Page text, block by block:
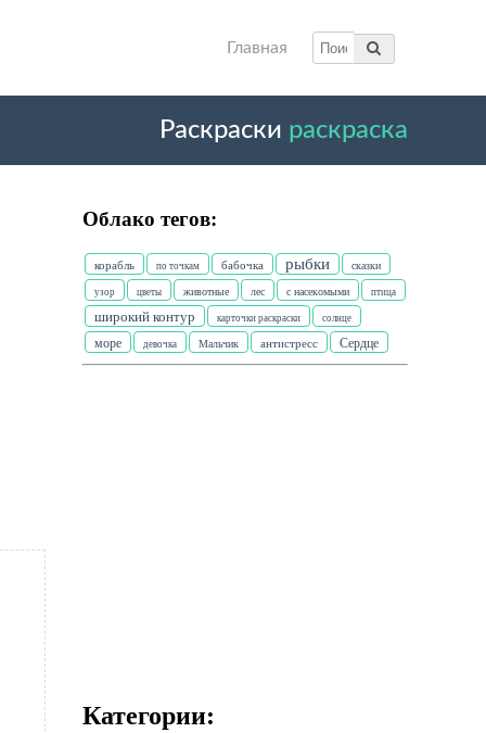
Главная
Раскраски раскраска
Облако тегов:
корабль по точкам бабочка рыбки сказки
узор цветы животные лес с насекомыми птица
широкий контур карточки раскраски солнце
море девочка Мальчик антистресс Сердце
Категории: